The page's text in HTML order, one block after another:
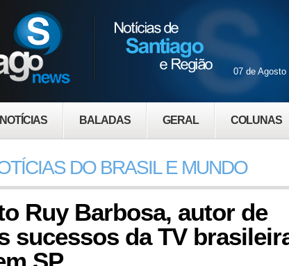
NOTÍCIAS BALADAS GERAL COLUNAS
07 de
DO BRASIL E MUNDO
Ruy Barbosa, autor de
sucessos da TV